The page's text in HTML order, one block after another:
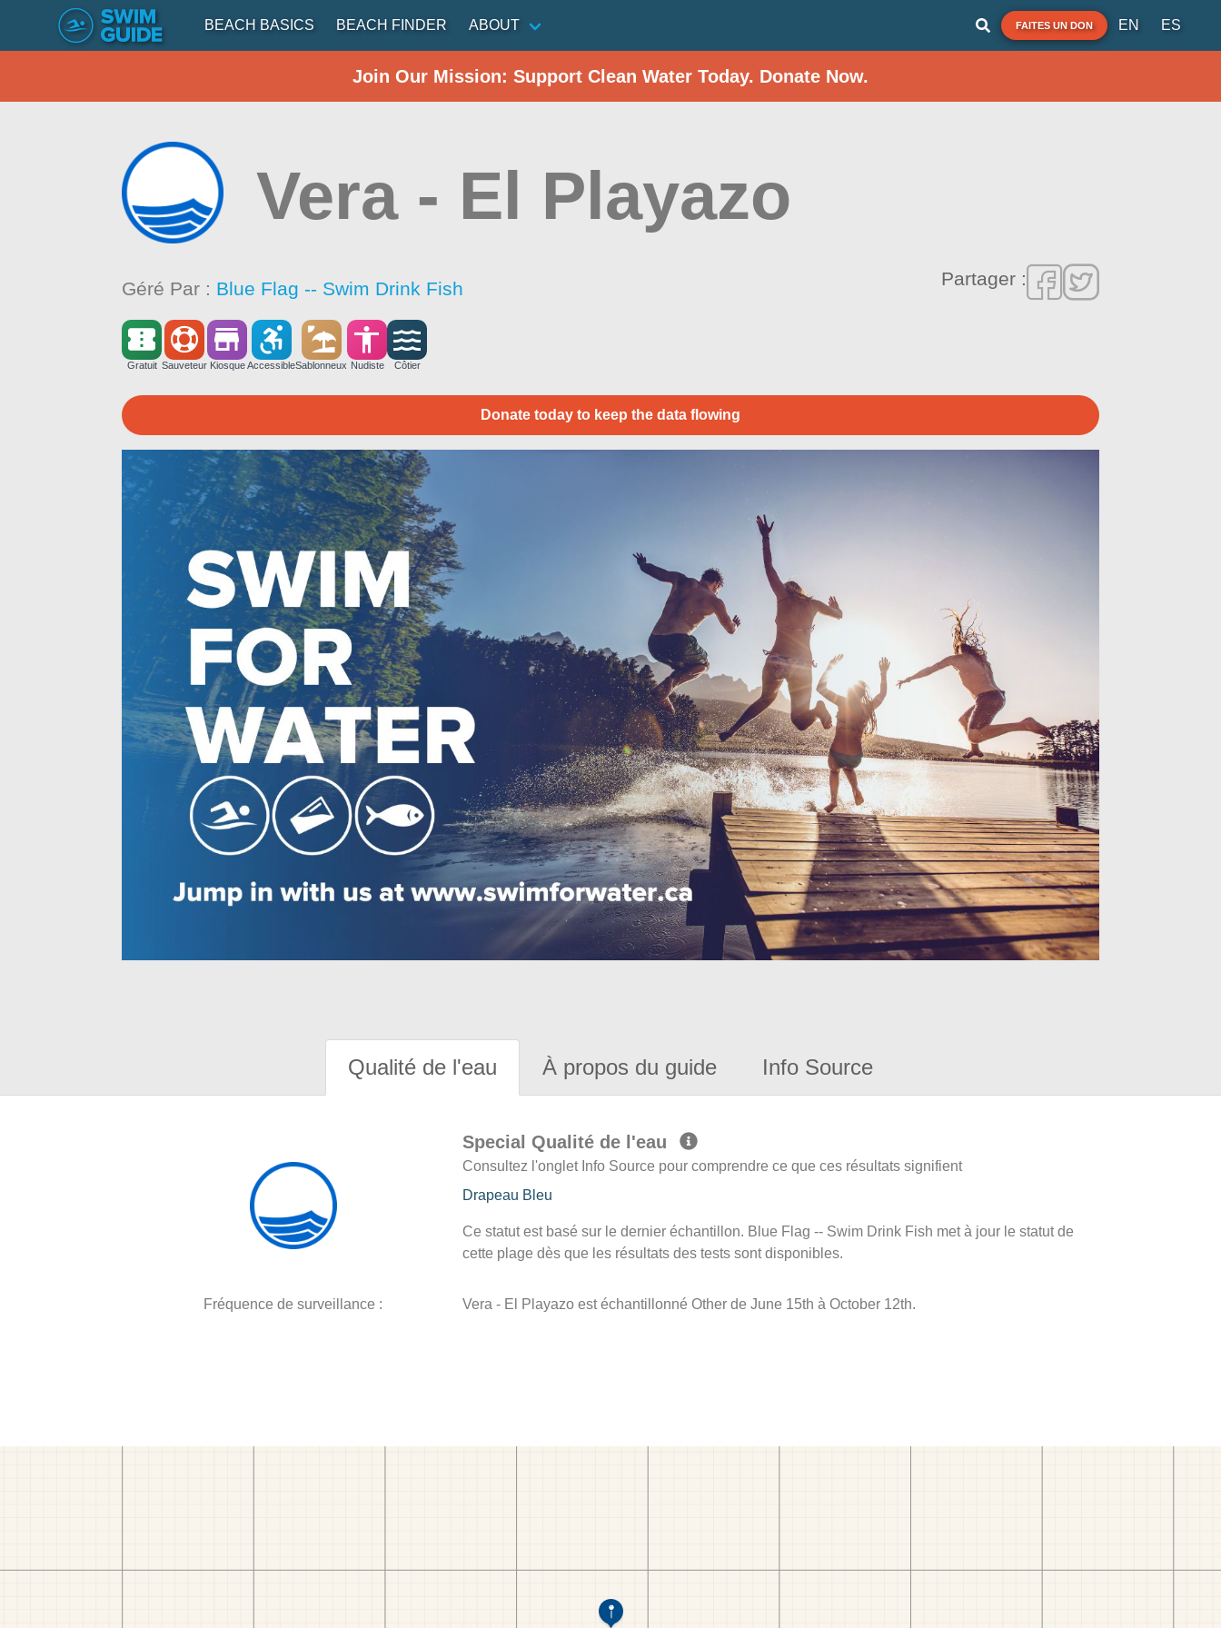
BEACH BASICS BEACH FINDER ABOUT FAITES UN DON EN ES
Join Our Mission: Support Clean Water Today. Donate Now.
Vera - El Playazo
Géré Par : Blue Flag -- Swim Drink Fish Partager :
Gratuit Sauveteur Kiosque AccessibleSablonneux Nudiste Côtier
Donate today to keep the data flowing
Qualité de l'eau À propos du guide Info Source
Special Qualité de l'eau
Consultez l'onglet Info Source pour comprendre ce que ces résultats signifient
Drapeau Bleu
Ce statut est basé sur le dernier échantillon. Blue Flag -- Swim Drink Fish met à jour le statut de
cette plage dès que les résultats des tests sont disponibles.
Fréquence de surveillance : Vera - El Playazo est échantillonné Other de June 15th à October 12th.